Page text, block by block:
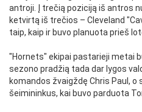
antroji. Į trečią poziciją iš antros
ketvirtą iš trečios – Cleveland
taip, kaip ir buvo planuota prieš
"Hornets" ekipai pastarieji metai
sezono pradžią tada dar lygos
komandos žvaigždę Chris Paul, o
šeimininkus, kai buvo parduota